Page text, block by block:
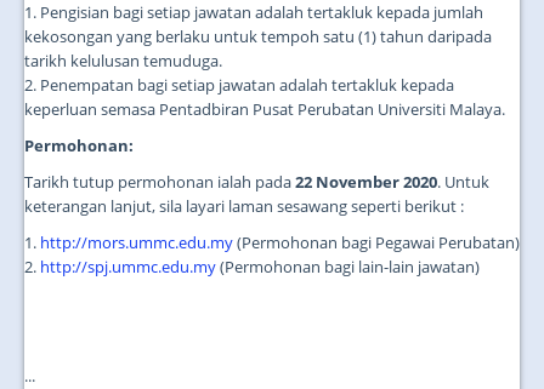
1. Pengisian bagi setiap jawatan adalah tertakluk kepada jumlah
kekosongan yang berlaku untuk tempoh satu (1) tahun daripada
tarikh kelulusan temuduga.
2. Penempatan bagi setiap jawatan adalah tertakluk kepada
keperluan semasa Pentadbiran Pusat Perubatan Universiti Malaya.
Permohonan:
Tarikh tutup permohonan ialah pada22 November 2020. Untuk
keterangan lanjut, sila layari laman sesawang seperti berikut :
1. http://mors.ummc.edu.my(Permohonan bagi Pegawai Perubatan)
2. http://spj.ummc.edu.my(Permohonan bagi lain-lain jawatan)
...